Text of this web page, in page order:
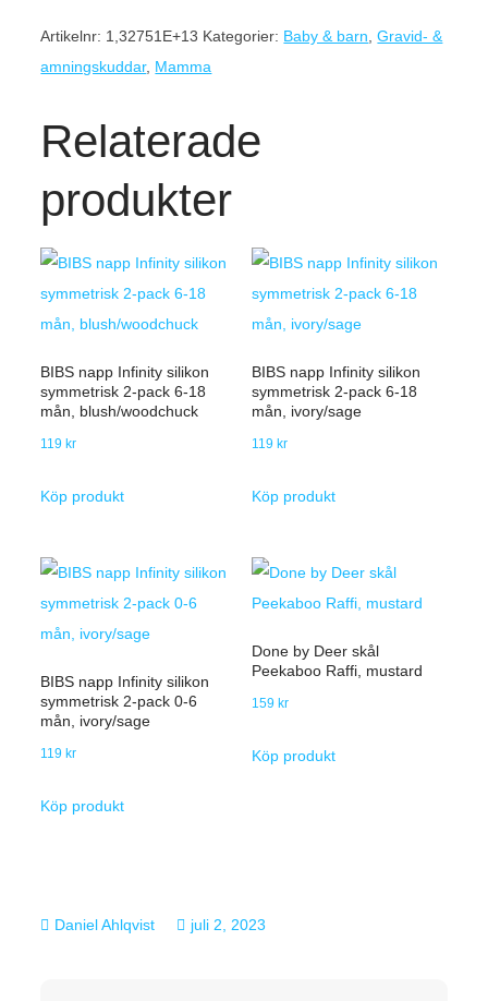
Artikelnr: 1,32751E+13 Kategorier: Baby & barn ,Gravid- &
amningskuddar, Mamma
Relaterade
produkter
BIBS napp Infinity silikon
symmetrisk 2-pack 6-18
mån, blush/woodchuck
119 kr
Köp produkt
BIBS napp Infinity silikon
symmetrisk 2-pack 6-18
mån, ivory/sage
119 kr
Köp produkt
BIBS napp Infinity silikon
symmetrisk 2-pack 0-6
mån, ivory/sage
119kr
Köp produkt
Done by Deer skål
Peekaboo Raffi, mustard
159kr
Köp produkt
juli 2, 2023